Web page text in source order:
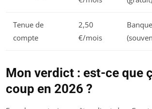
Tenue de
compte
2,50
€/mois
Mon verdict : est-ce que
coup en 2026 ?